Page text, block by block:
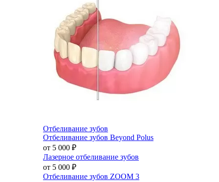
Отбеливание зубов
Отбеливание зубов Beyond Polus
от 5 000 ₽
Лазерное отбеливание зубов
от 5 000 ₽
Отбеливание зубов ZOOM 3